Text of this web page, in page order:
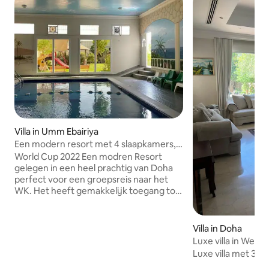
Villa in Umm Ebairiya
Een modern resort met 4 slaapkamers,
een zwembad en een tuin
World Cup 2022 Een modren Resort
gelegen in een heel prachtig van Doha
perfect voor een groepsreis naar het
WK. Het heeft gemakkelijk toegang tot
Villa in Doha
Luxe villa in West
Qatar (4
Luxe villa met 3